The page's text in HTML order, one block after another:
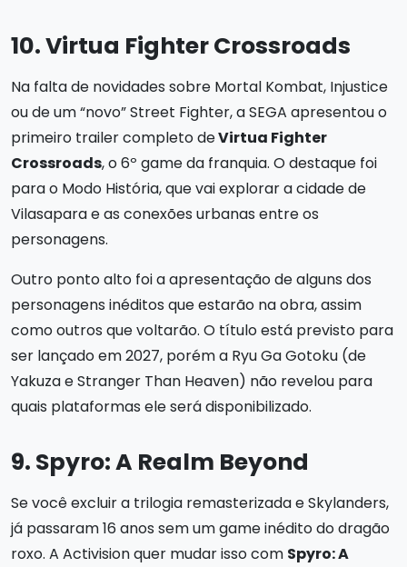
10. Virtua Fighter Crossroads
Na falta de novidades sobre Mortal Kombat, Injustice
ou de um “novo” Street Fighter, a SEGA apresentou o
primeiro trailer completo deVirtua Fighter
Crossroads, o 6º game da franquia. O destaque foi
para o Modo História, que vai explorar a cidade de
Vilasapara e as conexões urbanas entre os
personagens.
Outro ponto alto foi a apresentação de alguns dos
personagens inéditos que estarão na obra, assim
como outros que voltarão. O título está previsto para
ser lançado em 2027, porém a Ryu Ga Gotoku (de
Yakuza e Stranger Than Heaven) não revelou para
quais plataformas ele será disponibilizado.
9. Spyro: A Realm Beyond
Se você excluir a trilogia remasterizada e Skylanders,
já passaram 16 anos sem um game inédito do dragão
roxo. A Activision quer mudar isso com Spyro: A